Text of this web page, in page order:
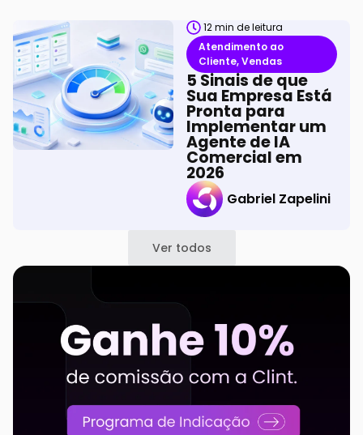
12min de leitura
Atendimento ao
Cliente,Vendas
5 Sinais de que
Sua Empresa Está
Pronta para
Implementar um
Agente de IA
Comercial em
2026
Gabriel Zapelini
Ver todos